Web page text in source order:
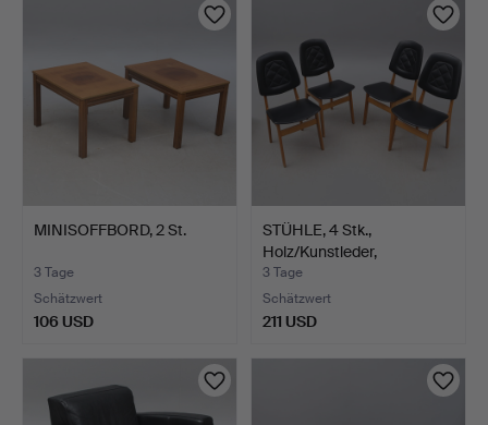
MINISOFFBORD, 2 St.
3 Tage
Schätzwert
106 USD
STÜHLE, 4 Stk.,
Holz/Kunstleder,
gestempel…
3 Tage
Schätzwert
211 USD